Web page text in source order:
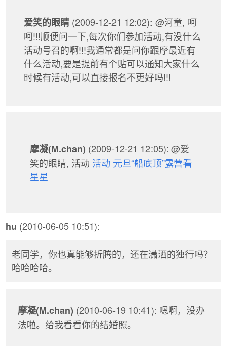
爱笑的眼睛 (2009-12-21 12:02): @河童, 呵
呵!!!顺便问一下,每次你们参加活动,有没什么
活动号召的啊!!!我通常都是问你跟摩最近有
什么活动,要是提前有个贴可以通知大家什么
时候有活动,可以直接报名不更好吗!!!
摩凝(M.chan) (2009-12-21 12:05): @爱
笑的眼睛, 活动 活动 元旦“船底顶”露营看
星星
hu (2010-06-05 10:51):
老同学，你也真能够折腾的，还在潇洒的独行吗？
哈哈哈哈。
摩凝(M.chan) (2010-06-19 10:41): 嗯啊，没办
法啦。给我看看你的结婚照。